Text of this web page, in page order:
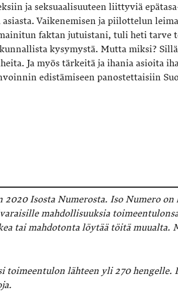
ja seksuaalisuuteen liittyviä
Vaikenemisen ja piilottelun
faktan jutuistani, tuli heti tarve
kysymystä. Mutta miksi? Sillä
Ja myös tärkeitä ja ihania asioita
edistämiseen panostettaisiin
2020 Isosta Numerosta. Iso Numero
mahdollisuuksia
tai mahdotonta löytää töitä muualta.
toimeentulon lähteen yli 270 hengelle.